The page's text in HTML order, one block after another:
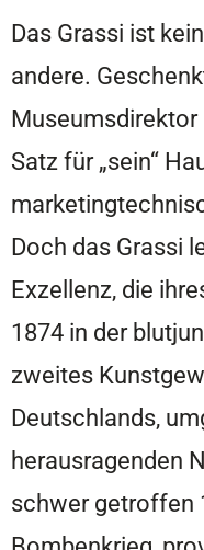
Das Grassi ist
andere.
Museumsdirektor
Satz für „sein“
Doch das Grassi
Exzellenz, die
1874 in der
zweites
Deutschlands,
herausragenden
schwer getroffen